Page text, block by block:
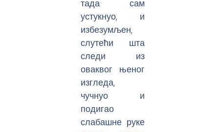
тада сам
устукнуо, и
избезумљен,
слутећи шта
следи из
оваквог њеног
изгледа,
чучнуо и
подигао
слабашне руке